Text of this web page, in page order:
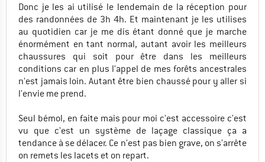
Donc je les ai utilisé le lendemain de la réception pour
des randonnées de 3h 4h. Et maintenant je les utilises
au quotidien car je me dis étant donné que je marche
énormément en tant normal, autant avoir les meilleurs
chaussures qui soit pour être dans les meilleurs
conditions car en plus l'appel de mes forêts ancestrales
n'est jamais loin. Autant être bien chaussé pour y aller si
l'envie me prend.
Seul bémol, en faite mais pour moi c'est accessoire c'est
vu que c'est un système de laçage classique ça a
tendance à se délacer. Ce n'est pas bien grave, on s'arrête
on remets les lacets et on repart.